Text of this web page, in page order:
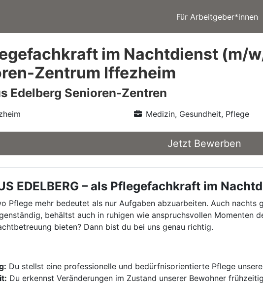
Für Arbeitgeber*innen
im Nachtdienst (m/
Zentrum Iffezheim
Edelberg Senioren-Zentren
Medizin, Gesundheit, Pflege
Jetzt Bewerben
EDELBERG – als Pflegefachkraft im
Pflege mehr bedeutet als nur Aufgaben abzuarbeiten. Auch nachts
behältst auch in ruhigen wie anspruchsvollen Momenten
bieten? Dann bist du bei uns genau richtig.
Du stellst eine professionelle und bedürfnisorientierte Pflege
Du erkennst Veränderungen im Zustand unserer Bewohner